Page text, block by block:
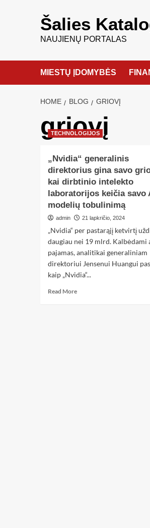
Šalies
NAUJIENŲ PORTALAS
MIESTŲ ĮDOMYBĖS
HOME BLOG GRIOVĮ
griovį
TECHNOLOGIJOS
„Nvidia“ generalinis
direktorius gina savo
kai dirbtinio intelekto
laboratorijos keičia savo
modelių tobulinimą
admin 21 lapkričio, 2024
„Nvidia“ per pastarąjį ketvirtį
daugiau nei 19 mlrd. Kalbėdami
pajamas, analitikai generaliniam
direktoriui Jensenui Huangui
kaip „Nvidia“...
Read More